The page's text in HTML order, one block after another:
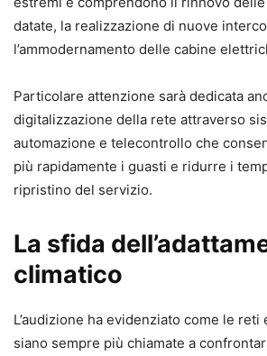
datate, la realizzazione di nuove
l’ammodernamento delle cabine
Particolare attenzione sarà dedicata
digitalizzazione della rete attraverso
automazione e telecontrollo che
più rapidamente i guasti e ridurre i
ripristino del servizio.
La sfida
climatico
L’audizione ha evidenziato come le
siano sempre più chiamate a